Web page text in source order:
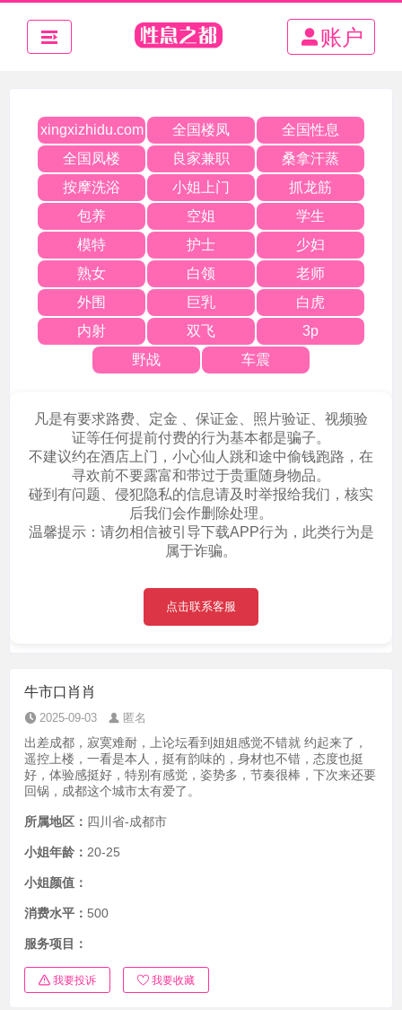
账户
xingxizhidu.com 全国楼凤
全国性息
全国凤楼
良家兼职
桑拿汗蒸
按摩洗浴
小姐上门
抓龙筋
包养
空姐
学生
模特
护士
少妇
熟女
白领
老师
外围
巨乳
白虎
内射
双飞
3p
野战
车震
凡是有要求路费、定金 、保证金、照片验证、视频验
证等任何提前付费的行为基本都是骗子。
不建议约在酒店上门，小心仙人跳和途中偷钱跑路，在
寻欢前不要露富和带过于贵重随身物品。
碰到有问题、侵犯隐私的信息请及时举报给我们，核实
后我们会作删除处理。
温馨提示：请勿相信被引导下载APP行为，此类行为是
属于诈骗。
点击联系客服
牛市口肖肖
2025-09-03 匿名
出差成都，寂寞难耐，上论坛看到姐姐感觉不错就 约起来了，
遥控上楼，一看是本人，挺有韵味的，身材也不错，态度也挺
好，体验感挺好，特别有感觉，姿势多，节奏很棒，下次来还要
回锅，成都这个城市太有爱了。
所属地区： 四川省-成都市
小姐年龄： 20-25
小姐颜值：
消费水平： 500
服务项目：
我要投诉 我要收藏